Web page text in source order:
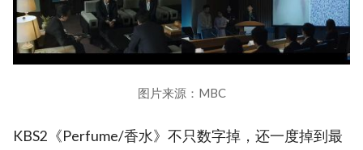
图片来源：MBC
KBS2《Perfume/香水》不只数字掉，还一度掉到最